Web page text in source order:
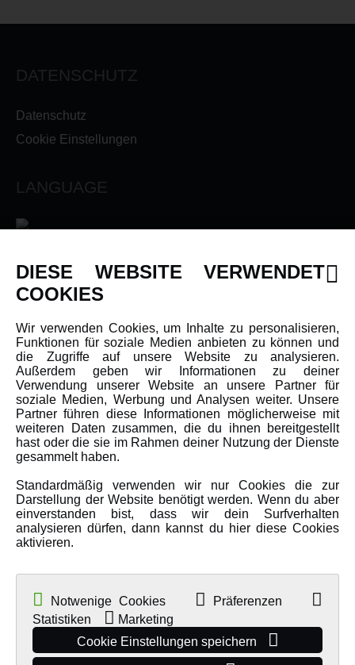
DATENSCHUTZ
Datenschutz
Cookie Einstellungen
LANGUAGE
INFORMATIONEN
Newsletter
Über uns
Karriere
Amewi Kataloge
MEHR VON AMEWI
AMXRacing - Qualitäts RC-Zubehör
Amewi Construction - Nutzfahrzeuge
Malinos - Die kreative Seite von Amewi
DIESE WEBSITE VERWENDET
COOKIES
Wir verwenden Cookies, um Inhalte zu personalisieren,
Funktionen für soziale Medien anbieten zu können und
die Zugriffe auf unsere Website zu analysieren.
Außerdem geben wir Informationen zu deiner
Verwendung unserer Website an unsere Partner für
soziale Medien, Werbung und Analysen weiter. Unsere
Partner führen diese Informationen möglicherweise mit
weiteren Daten zusammen, die du ihnen bereitgestellt
hast oder die sie im Rahmen deiner Nutzung der Dienste
gesammelt haben.
Standardmäßig verwenden wir nur Cookies die zur
Darstellung der Website benötigt werden. Wenn du aber
einverstanden bist, dass wir dein Surfverhalten
analysieren dürfen, dann kannst du hier diese Cookies
aktivieren.
Notwenige Cookies
Präferenzen
Statistiken
Marketing
Cookie Einstellungen speichern